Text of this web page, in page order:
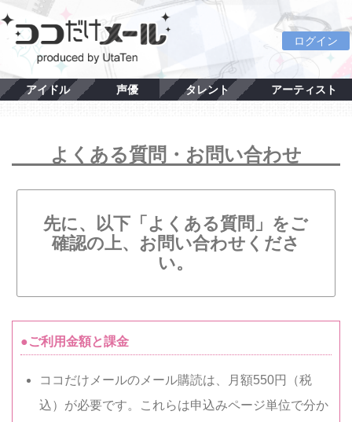
ログイン
アイドル 声優 タレント アーティスト
よくある質問・お問い合わせ
先に、以下「よくある質問」をご
確認の上、お問い合わせくださ
い。
●ご利用金額と課金
ココだけメールのメール購読は、月額550円（税
込）が必要です。これらは申込みページ単位で分か